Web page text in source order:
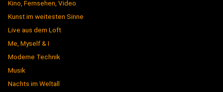
Kino, Fernsehen, Video
Kunst im weitesten Sinne
Live aus dem Loft
Me, Myself & I
Moderne Technik
Musik
Nachts im Weltall